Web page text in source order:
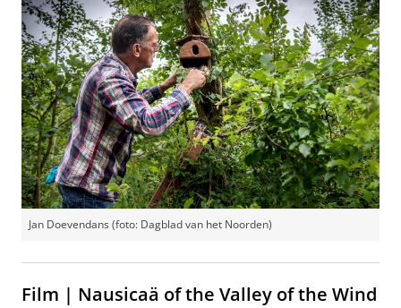
Jan Doevendans (foto: Dagblad van het Noorden)
Film | Nausicaä of the Valley of the Wind